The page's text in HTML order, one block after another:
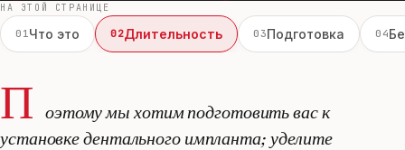
НА ЭТОЙ СТРАНИЦЕ
01Что это 02Длительность 03Подготовка 04
П оэтому мы хотим подготовить вас к
установке дентального импланта; уделите